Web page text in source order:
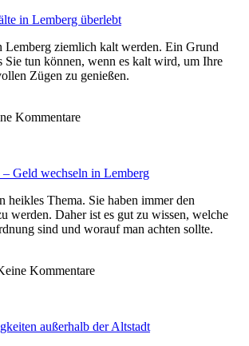
in Lemberg überlebt
Lemberg ziemlich kalt werden. Ein Grund
Sie tun können, wenn es kalt wird, um Ihre
Zügen zu genießen.
Kommentare
Geld wechseln in Lemberg
heikles Thema. Sie haben immer den
werden. Daher ist es gut zu wissen, welche
sind und worauf man achten sollte.
Kommentare
außerhalb der Altstadt